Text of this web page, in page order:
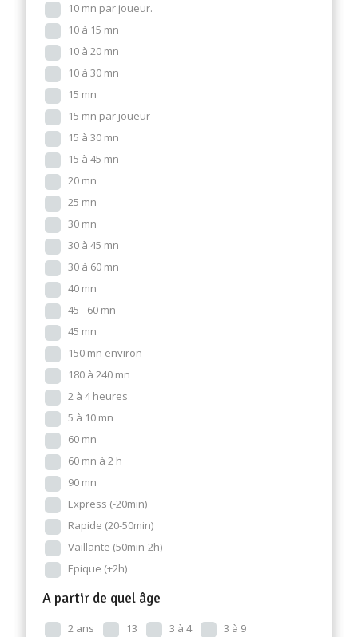
10 mn par joueur.
10 à 15 mn
10 à 20 mn
10 à 30 mn
15 mn
15 mn par joueur
15 à 30 mn
15 à 45 mn
20 mn
25 mn
30 mn
30 à 45 mn
30 à 60 mn
40 mn
45 - 60 mn
45 mn
150 mn environ
180 à 240 mn
2 à 4 heures
5 à 10 mn
60 mn
60 mn à 2 h
90 mn
Express (-20min)
Rapide (20-50min)
Vaillante (50min-2h)
Epique (+2h)
A partir de quel âge
2 ans 13 3 à 4
3 à 9